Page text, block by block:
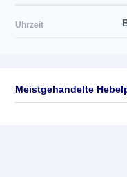
Uhrzeit
Meistgehandelte